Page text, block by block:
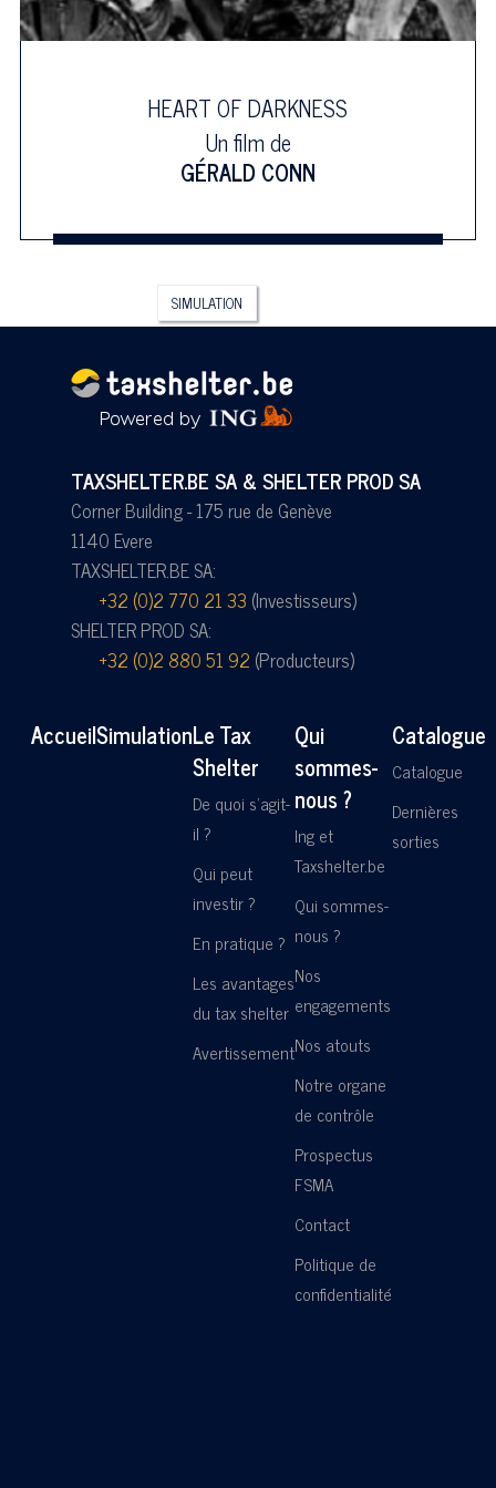
HEART OF DARKNESS
Un film de
GÉRALD CONN
SIMULATION
TAXSHELTER.BE SA & SHELTER PROD SA
Corner Building - 175 rue de Genève
1140 Evere
TAXSHELTER.BE SA:
+32 (0)2 770 21 33 (Investisseurs)
SHELTER PROD SA:
+32 (0)2 880 51 92 (Producteurs)
AccueilSimulationLe Tax
Shelter
De quoi s'agit-
il ?
Qui peut
investir ?
En pratique ?
Les avantages
du tax shelter
Avertissement
Qui
sommes-
nous ?
Ing et
Taxshelter.be
Qui sommes-
nous ?
Nos
engagements
Nos atouts
Notre organe
de contrôle
Prospectus
FSMA
Contact
Politique de
confidentialité
Catalogue
Catalogue
Dernières
sorties